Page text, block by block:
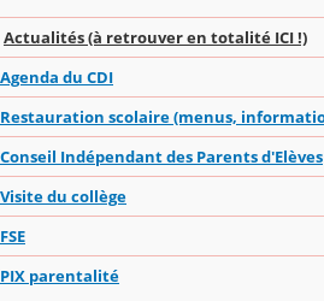
Actualités (à retrouver en totalité ICI !)
Agenda du CDI
Restauration scolaire (menus,
Conseil Indépendant des Parents d'Elèves
Visite du collège
FSE
PIX parentalité